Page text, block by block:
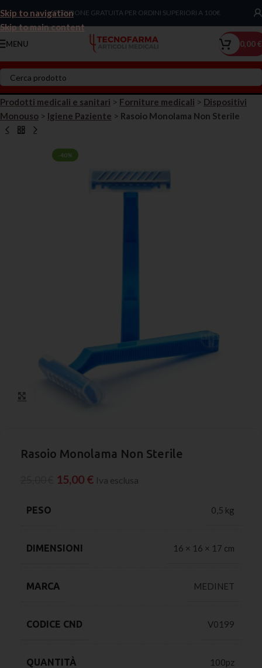
Skip to navigation
Skip to main content
Chiama Ora!SPEDIZIONE GRATUITA PER ORDINI SUPERIORI A 100€
MENU 0,00€
Prodotti medicali e sanitari > Forniture medicali > Dispositivi
Monouso > Igiene Paziente > Rasoio Monolama Non Sterile
-40%
Rasoio Monolama Non Sterile
15,00 € Iva esclusa
PESO 0,5 kg
DIMENSIONI 16 × 16 × 17 cm
MARCA MEDINET
CODICE CND V0199
QUANTITÀ 100pz